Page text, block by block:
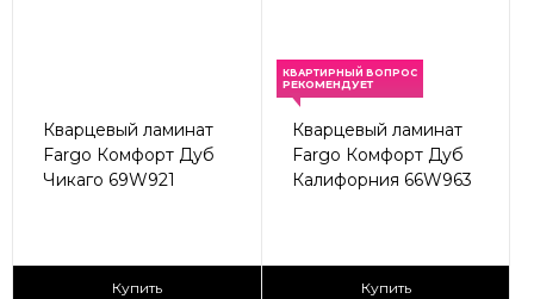
Кварцевый ламинат
Fargo Комфорт Дуб
Чикаго 69W921
2
Купить
КВАРТИРНЫЙ ВОПРОС
РЕКОМЕНДУЕТ
Кварцевый ламинат
Fargo Комфорт Дуб
Калифорния 66W963
2
Купить